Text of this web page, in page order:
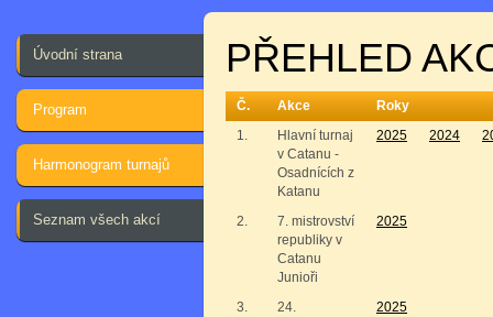
Úvodní strana
Program
Harmonogram turnajů
Seznam všech akcí
PŘEHLED
Č. Akce
Roky
1.
Hlavní turnaj
v Catanu -
Osadnících z
Katanu
2025 2024
2.
7. mistrovství
republiky v
Catanu
Junioři
2025
3.
24.
2025